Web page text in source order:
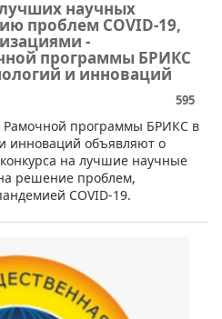
научных
проблем COVID-19,
-
программы БРИКС
и инноваций
595
Рамочной программы БРИКС в
инноваций объявляют о
на лучшие научные
решение проблем,
COVID-19.